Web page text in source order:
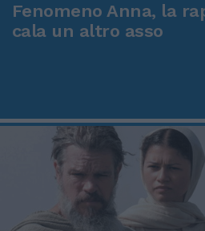
Fenomeno Anna, la
cala un altro asso